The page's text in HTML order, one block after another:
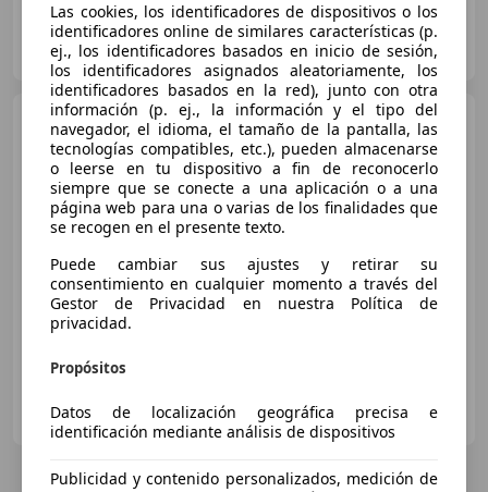
Particular
ES-14540 La Rambla
MG TFTF 1.8 160
€ 9.000
03/2003 115.000 km Gasolina 118 kW (160 CV)
ES-14540 La Rambla
Las cookies, los identificadores de dispositivos o los
identificadores online de similares características (p.
ej., los identificadores basados en inicio de sesión,
los identificadores asignados aleatoriamente, los
identificadores basados en la red), junto con otra
información (p. ej., la información y el tipo del
navegador, el idioma, el tamaño de la pantalla, las
tecnologías compatibles, etc.), pueden almacenarse
o leerse en tu dispositivo a fin de reconocerlo
siempre que se conecte a una aplicación o a una
página web para una o varias de los finalidades que
se recogen en el presente texto.
Puede cambiar sus ajustes y retirar su
consentimiento en cualquier momento a través del
Gestor de Privacidad en nuestra Política de
privacidad.
Propósitos
Datos de localización geográfica precisa e
identificación mediante análisis de dispositivos
Publicidad y contenido personalizados, medición de